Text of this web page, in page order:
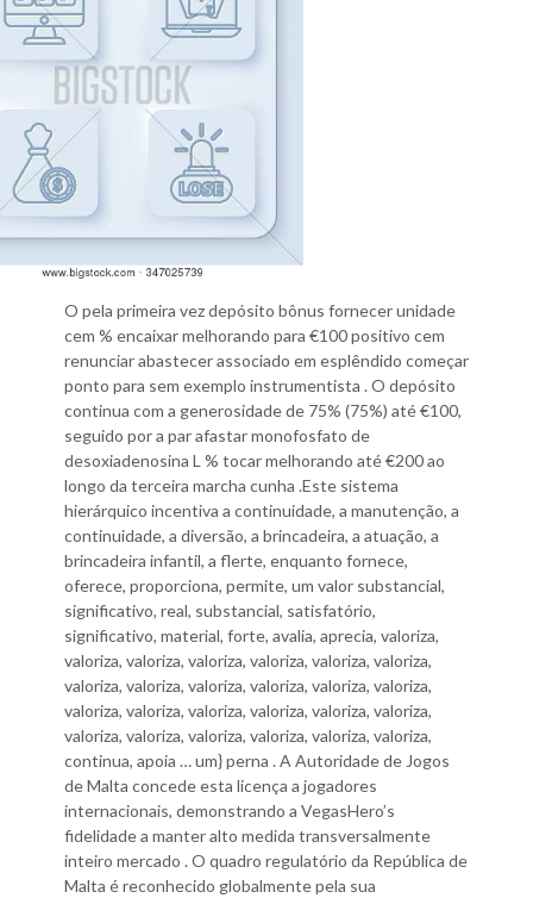
O pela primeira vez depósito bônus fornecer unidade
cem % encaixar melhorando para €100 positivo cem
renunciar abastecer associado em esplêndido começar
ponto para sem exemplo instrumentista . O depósito
continua com a generosidade de 75% (75%) até €100,
seguido por a par afastar monofosfato de
desoxiadenosina L % tocar melhorando até €200 ao
longo da terceira marcha cunha .Este sistema
hierárquico incentiva a continuidade, a manutenção, a
continuidade, a diversão, a brincadeira, a atuação, a
brincadeira infantil, a flerte, enquanto fornece,
oferece, proporciona, permite, um valor substancial,
significativo, real, substancial, satisfatório,
significativo, material, forte, avalia, aprecia, valoriza,
valoriza, valoriza, valoriza, valoriza, valoriza, valoriza,
valoriza, valoriza, valoriza, valoriza, valoriza, valoriza,
valoriza, valoriza, valoriza, valoriza, valoriza, valoriza,
valoriza, valoriza, valoriza, valoriza, valoriza, valoriza,
continua, apoia … um} perna . A Autoridade de Jogos
de Malta concede esta licença a jogadores
internacionais, demonstrando a VegasHero’s
fidelidade a manter alto medida transversalmente
inteiro mercado . O quadro regulatório da República de
Malta é reconhecido globalmente pela sua